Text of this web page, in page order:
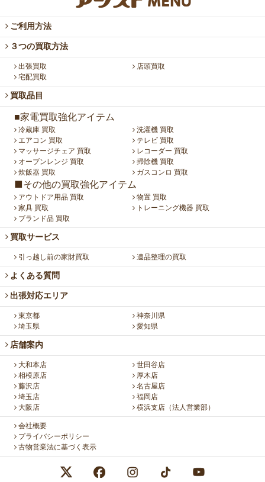
ご利用方法
３つの買取方法
出張買取
店頭買取
宅配買取
買取品目
■家電買取強化アイテム
冷蔵庫 買取
洗濯機 買取
エアコン 買取
テレビ 買取
マッサージチェア 買取
レコーダー 買取
オーブンレンジ 買取
掃除機 買取
炊飯器 買取
ガスコンロ 買取
■その他の買取強化アイテム
アウトドア用品 買取
物置 買取
家具 買取
トレーニング機器 買取
ブランド品 買取
買取サービス
引っ越し前の家財買取 遺品整理の買取
よくある質問
出張対応エリア
東京都
神奈川県
埼玉県
愛知県
店舗案内
大和本店
世田谷店
相模原店
厚木店
藤沢店
名古屋店
埼玉店
福岡店
大阪店
横浜支店（法人営業部）
会社概要
プライバシーポリシー
古物営業法に基づく表示